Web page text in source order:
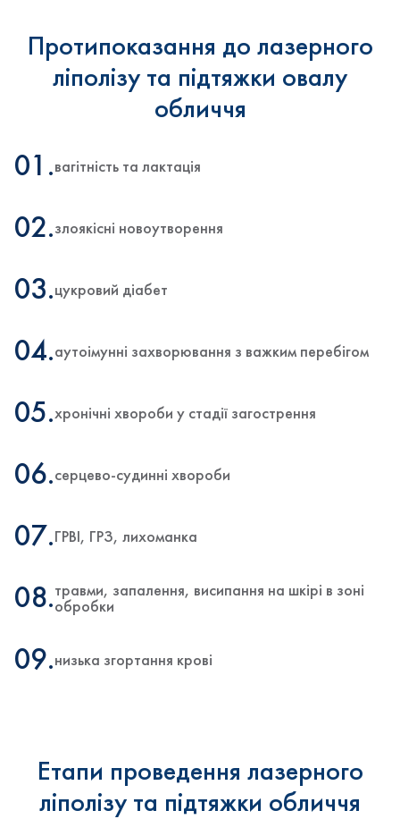
Протипоказання до лазерного
ліполізу та підтяжки овалу
обличчя
01.вагітність та лактація
02.злоякісні новоутворення
03.цукровий діабет
04.аутоімунні захворювання з важким перебігом
05.хронічні хвороби у стадії загострення
06.серцево-судинні хвороби
07. ГРВІ, ГРЗ, лихоманка
08.травми, запалення, висипання на шкірі в зоні
обробки
09.низька згортання крові
Етапи проведення лазерного
ліполізу та підтяжки обличчя